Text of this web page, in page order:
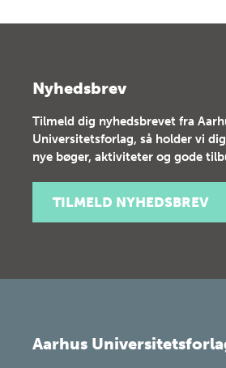
Nyhedsbrev
Tilmeld dig nyhedsbrevet fra
Universitetsforlag, så holder vi
nye bøger, aktiviteter og gode
TILMELD NYHEDSBREV
Aarhus